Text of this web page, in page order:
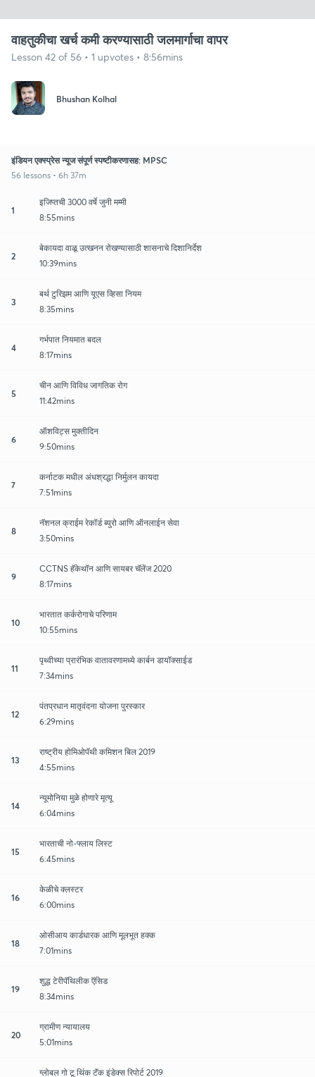
वाहतुकीचा खर्च कमी करण्यासाठी जलमार्गाचा वापर
Lesson 42 of 56 • 1 upvotes • 8:56mins
Bhushan Kolhal
इंडियन एक्स्प्रेस न्यूज संपूर्ण स्पष्टीकरणासह: MPSC
56 lessons • 6h 37m
1
इजिप्तची 3000 वर्षे जुनी मम्मी
8:55mins
2
बेकायदा वाळू उत्खनन रोखण्यासाठी शासनाचे दिशानिर्देश
10:39mins
3
बर्थ टुरिझम आणि यूएस व्हिसा नियम
8:35mins
4
गर्भपात नियमात बदल
8:17mins
5
चीन आणि विविध जागतिक रोग
11:42mins
6
ऑशविट्स मुक्तीदिन
9:50mins
7
कर्नाटक मधील अंधश्रद्धा निर्मुलन कायदा
7:51mins
8
नॅशनल क्राईम रेकॉर्ड ब्युरो आणि ऑनलाईन सेवा
3:50mins
9
CCTNS हॅकेथॉन आणि सायबर चॅलेंज 2020
8:17mins
10
भारतात कर्करोगाचे परिणाम
10:55mins
11
पृथ्वीच्या प्रारंभिक वातावरणामध्ये कार्बन डायॉक्साईड
7:34mins
12
पंतप्रधान मातृवंदना योजना पुरस्कार
6:29mins
13
राष्ट्रीय होमिओपॅथी कमिशन बिल 2019
4:55mins
14
न्यूमोनिया मुळे होणारे मृत्यू
6:04mins
15
भारताची नो-फ्लाय लिस्ट
6:45mins
16
केळीचे क्लस्टर
6:00mins
18
ओसीआय कार्डधारक आणि मूलभूत हक्क
7:01mins
19
शुद्ध टेरीपॅथिलीक ऍसिड
8:34mins
20
ग्रामीण न्यायालय
5:01mins
ग्लोबल गो टू थिंक टॅंक इंडेक्स रिपोर्ट 2019